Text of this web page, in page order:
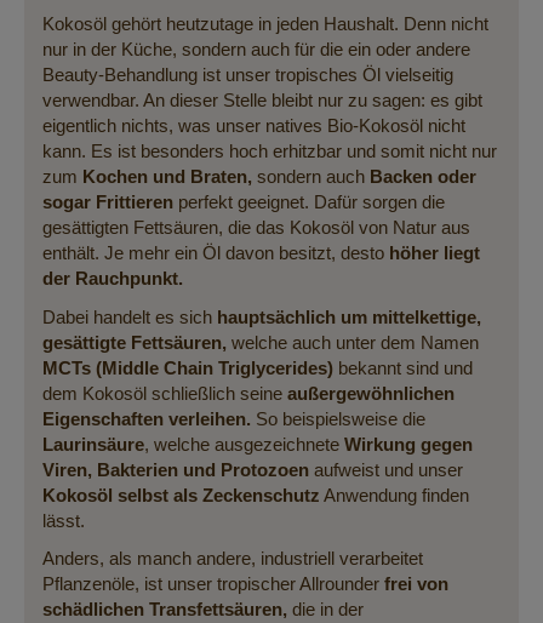
Kokosöl gehört heutzutage in jeden Haushalt. Denn nicht
nur in der Küche, sondern auch für die ein oder andere
Beauty-Behandlung ist unser tropisches Öl vielseitig
verwendbar. An dieser Stelle bleibt nur zu sagen: es gibt
eigentlich nichts, was unser natives Bio-Kokosöl nicht
kann. Es ist besonders hoch erhitzbar und somit nicht nur
zum Kochen und Braten, sondern auch Backen oder
sogar Frittieren perfekt geeignet. Dafür sorgen die
gesättigten Fettsäuren, die das Kokosöl von Natur aus
enthält. Je mehr ein Öl davon besitzt, desto höher liegt
der Rauchpunkt.
Dabei handelt es sich hauptsächlich um mittelkettige,
gesättigte Fettsäuren, welche auch unter dem Namen
MCTs (Middle Chain Triglycerides) bekannt sind und
dem Kokosöl schließlich seine außergewöhnlichen
Eigenschaften verleihen. So beispielsweise die
Laurinsäure, welche ausgezeichnete Wirkung gegen
Viren, Bakterien und Protozoen aufweist und unser
Kokosöl selbst als Zeckenschutz Anwendung finden
lässt.
Anders, als manch andere, industriell verarbeitet
Pflanzenöle, ist unser tropischer Allrounder frei von
schädlichen Transfettsäuren, die in der